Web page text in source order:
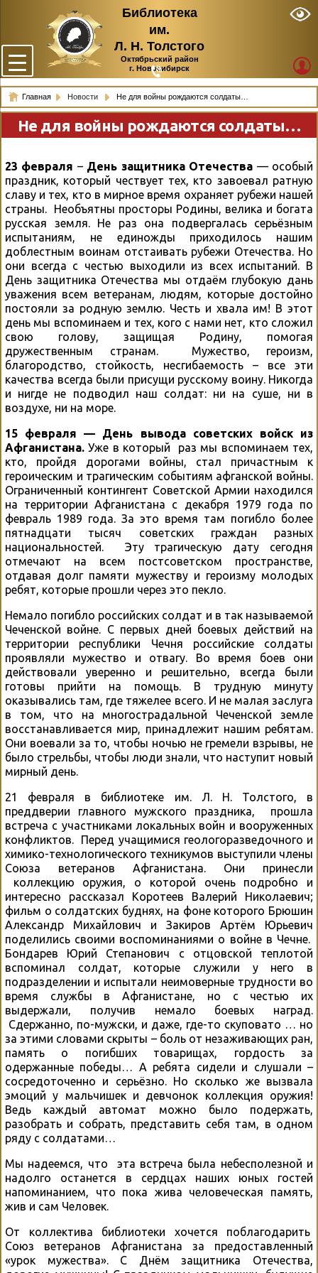
Библиотека
им.
Л. Н. Толстого
Октябрьский район
г. Новосибирск
Главная Новости Не для войны рождаются солдаты…
Не для войны рождаются солдаты…
23 февраля – День защитника Отечества — особый
праздник, который чествует тех, кто завоевал ратную
славу и тех, кто в мирное время охраняет рубежи нашей
страны. Необъятны просторы Родины, велика и богата
русская земля. Не раз она подвергалась серьёзным
испытаниям, не единожды приходилось нашим
доблестным воинам отстаивать рубежи Отечества. Но
они всегда с честью выходили из всех испытаний. В
День защитника Отечества мы отдаём глубокую дань
уважения всем ветеранам, людям, которые достойно
постояли за родную землю. Честь и хвала им! В этот
день мы вспоминаем и тех, кого с нами нет, кто сложил
свою голову, защищая Родину, помогая
дружественным странам. Мужество, героизм,
благородство, стойкость, несгибаемость – все эти
качества всегда были присущи русскому воину. Никогда
и нигде не подводил наш солдат: ни на суше, ни в
воздухе, ни на море.
15 февраля — День вывода советских войск из
Афганистана. Уже в который раз мы вспоминаем тех,
кто, пройдя дорогами войны, стал причастным к
героическим и трагическим событиям афганской войны.
Ограниченный контингент Советской Армии находился
на территории Афганистана с декабря 1979 года по
февраль 1989 года. За это время там погибло более
пятнадцати тысяч советских граждан разных
национальностей. Эту трагическую дату сегодня
отмечают на всем постсоветском пространстве,
отдавая долг памяти мужеству и героизму молодых
ребят, которые прошли через это пекло.
Немало погибло российских солдат и в так называемой
Чеченской войне. С первых дней боевых действий на
территории республики Чечня российские солдаты
проявляли мужество и отвагу. Во время боев они
действовали уверенно и решительно, всегда были
готовы прийти на помощь. В трудную минуту
оказывались там, где тяжелее всего. И не малая заслуга
в том, что на многострадальной Чеченской земле
восстанавливается мир, принадлежит нашим ребятам.
Они воевали за то, чтобы ночью не гремели взрывы, не
было стрельбы, чтобы люди знали, что наступит новый
мирный день.
21 февраля в библиотеке им. Л. Н. Толстого, в
преддверии главного мужского праздника, прошла
встреча с участниками локальных войн и вооруженных
конфликтов. Перед учащимися геологоразведочного и
химико-технологического техникумов выступили члены
Союза ветеранов Афганистана. Они принесли
коллекцию оружия, о которой очень подробно и
интересно рассказал Коротеев Валерий Николаевич;
фильм о солдатских буднях, на фоне которого Брюшин
Александр Михайлович и Закиров Артём Юрьевич
поделились своими воспоминаниями о войне в Чечне.
Бондарев Юрий Степанович с отцовской теплотой
вспоминал солдат, которые служили у него в
подразделении и испытали неимоверные трудности во
время службы в Афганистане, но с честью их
выдержали, получив немало боевых наград.
Сдержанно, по-мужски, и даже, где-то скуповато … но
за этими словами скрыты – боль от незаживающих ран,
память о погибших товарищах, гордость за
одержанные победы… А ребята сидели и слушали –
сосредоточенно и серьёзно. Но сколько же вызвала
эмоций у мальчишек и девчонок коллекция оружия!
Ведь каждый автомат можно было подержать,
разобрать и собрать, представить себя там, в одном
ряду с солдатами…
Мы надеемся, что эта встреча была небесполезной и
надолго останется в сердцах наших юных гостей
напоминанием, что пока жива человеческая память,
жив и сам Человек.
От коллектива библиотеки хочется поблагодарить
Союз ветеранов Афганистана за предоставленный
«урок мужества». С Днём защитника Отечества,